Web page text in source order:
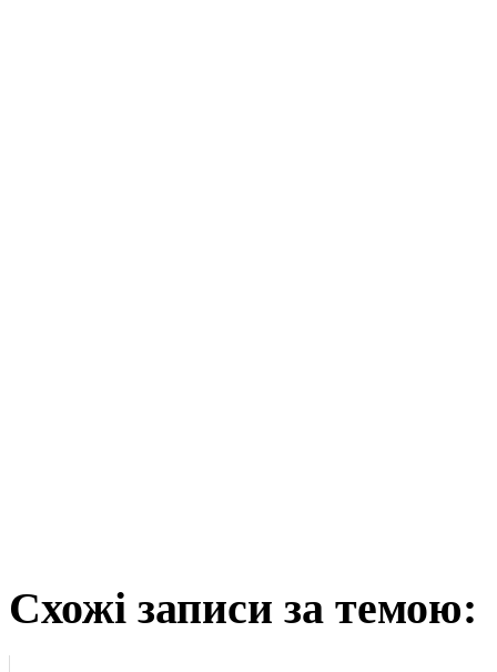
Схожі записи за темою: